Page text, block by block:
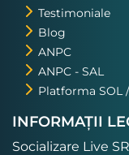
Testimoniale
Blog
ANPC
ANPC - SAL
Platforma SOL
INFORMAȚII
Socializare Live